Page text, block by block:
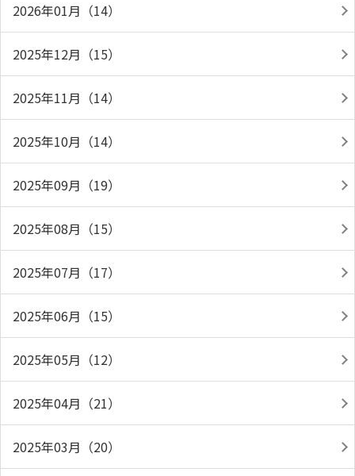
2026年01月（14）
2025年12月（15）
2025年11月（14）
2025年10月（14）
2025年09月（19）
2025年08月（15）
2025年07月（17）
2025年06月（15）
2025年05月（12）
2025年04月（21）
2025年03月（20）